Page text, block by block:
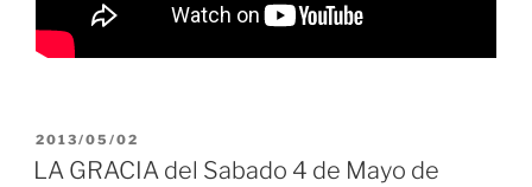
PUBLICADO
EL
2013/05/02
LA GRACIA del Sabado 4 de Mayo de